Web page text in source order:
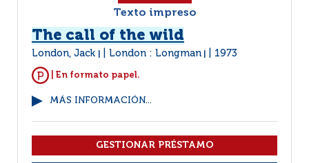
Texto impreso
The call of the wild
London, Jack London : Longman 1973
| En formato papel.
MÁS INFORMACIÓN...